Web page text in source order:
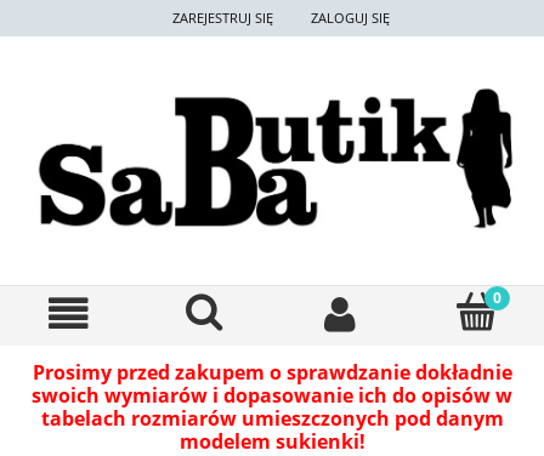
ZAREJESTRUJ SIĘ ZALOGUJ SIĘ
Prosimy przed zakupem o sprawdzanie dokładnie
swoich wymiarów i dopasowanie ich do opisów w
tabelach rozmiarów umieszczonych pod danym
modelem sukienki!